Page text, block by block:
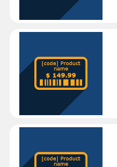
Версії Odoo
19.0
18.0 17.0